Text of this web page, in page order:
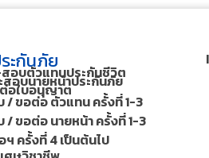
ะกันภัย
อบตัวแทนประกันชีวิต
อบนายหน้าประกันภัย
อใบอนุญาต
/ ขอต่อ ตัวแทน ครั้งที่ 1-3
/ ขอต่อ นายหน้า ครั้งที่ 1-3
ครั้งที่ 4 เป็นต้นไป